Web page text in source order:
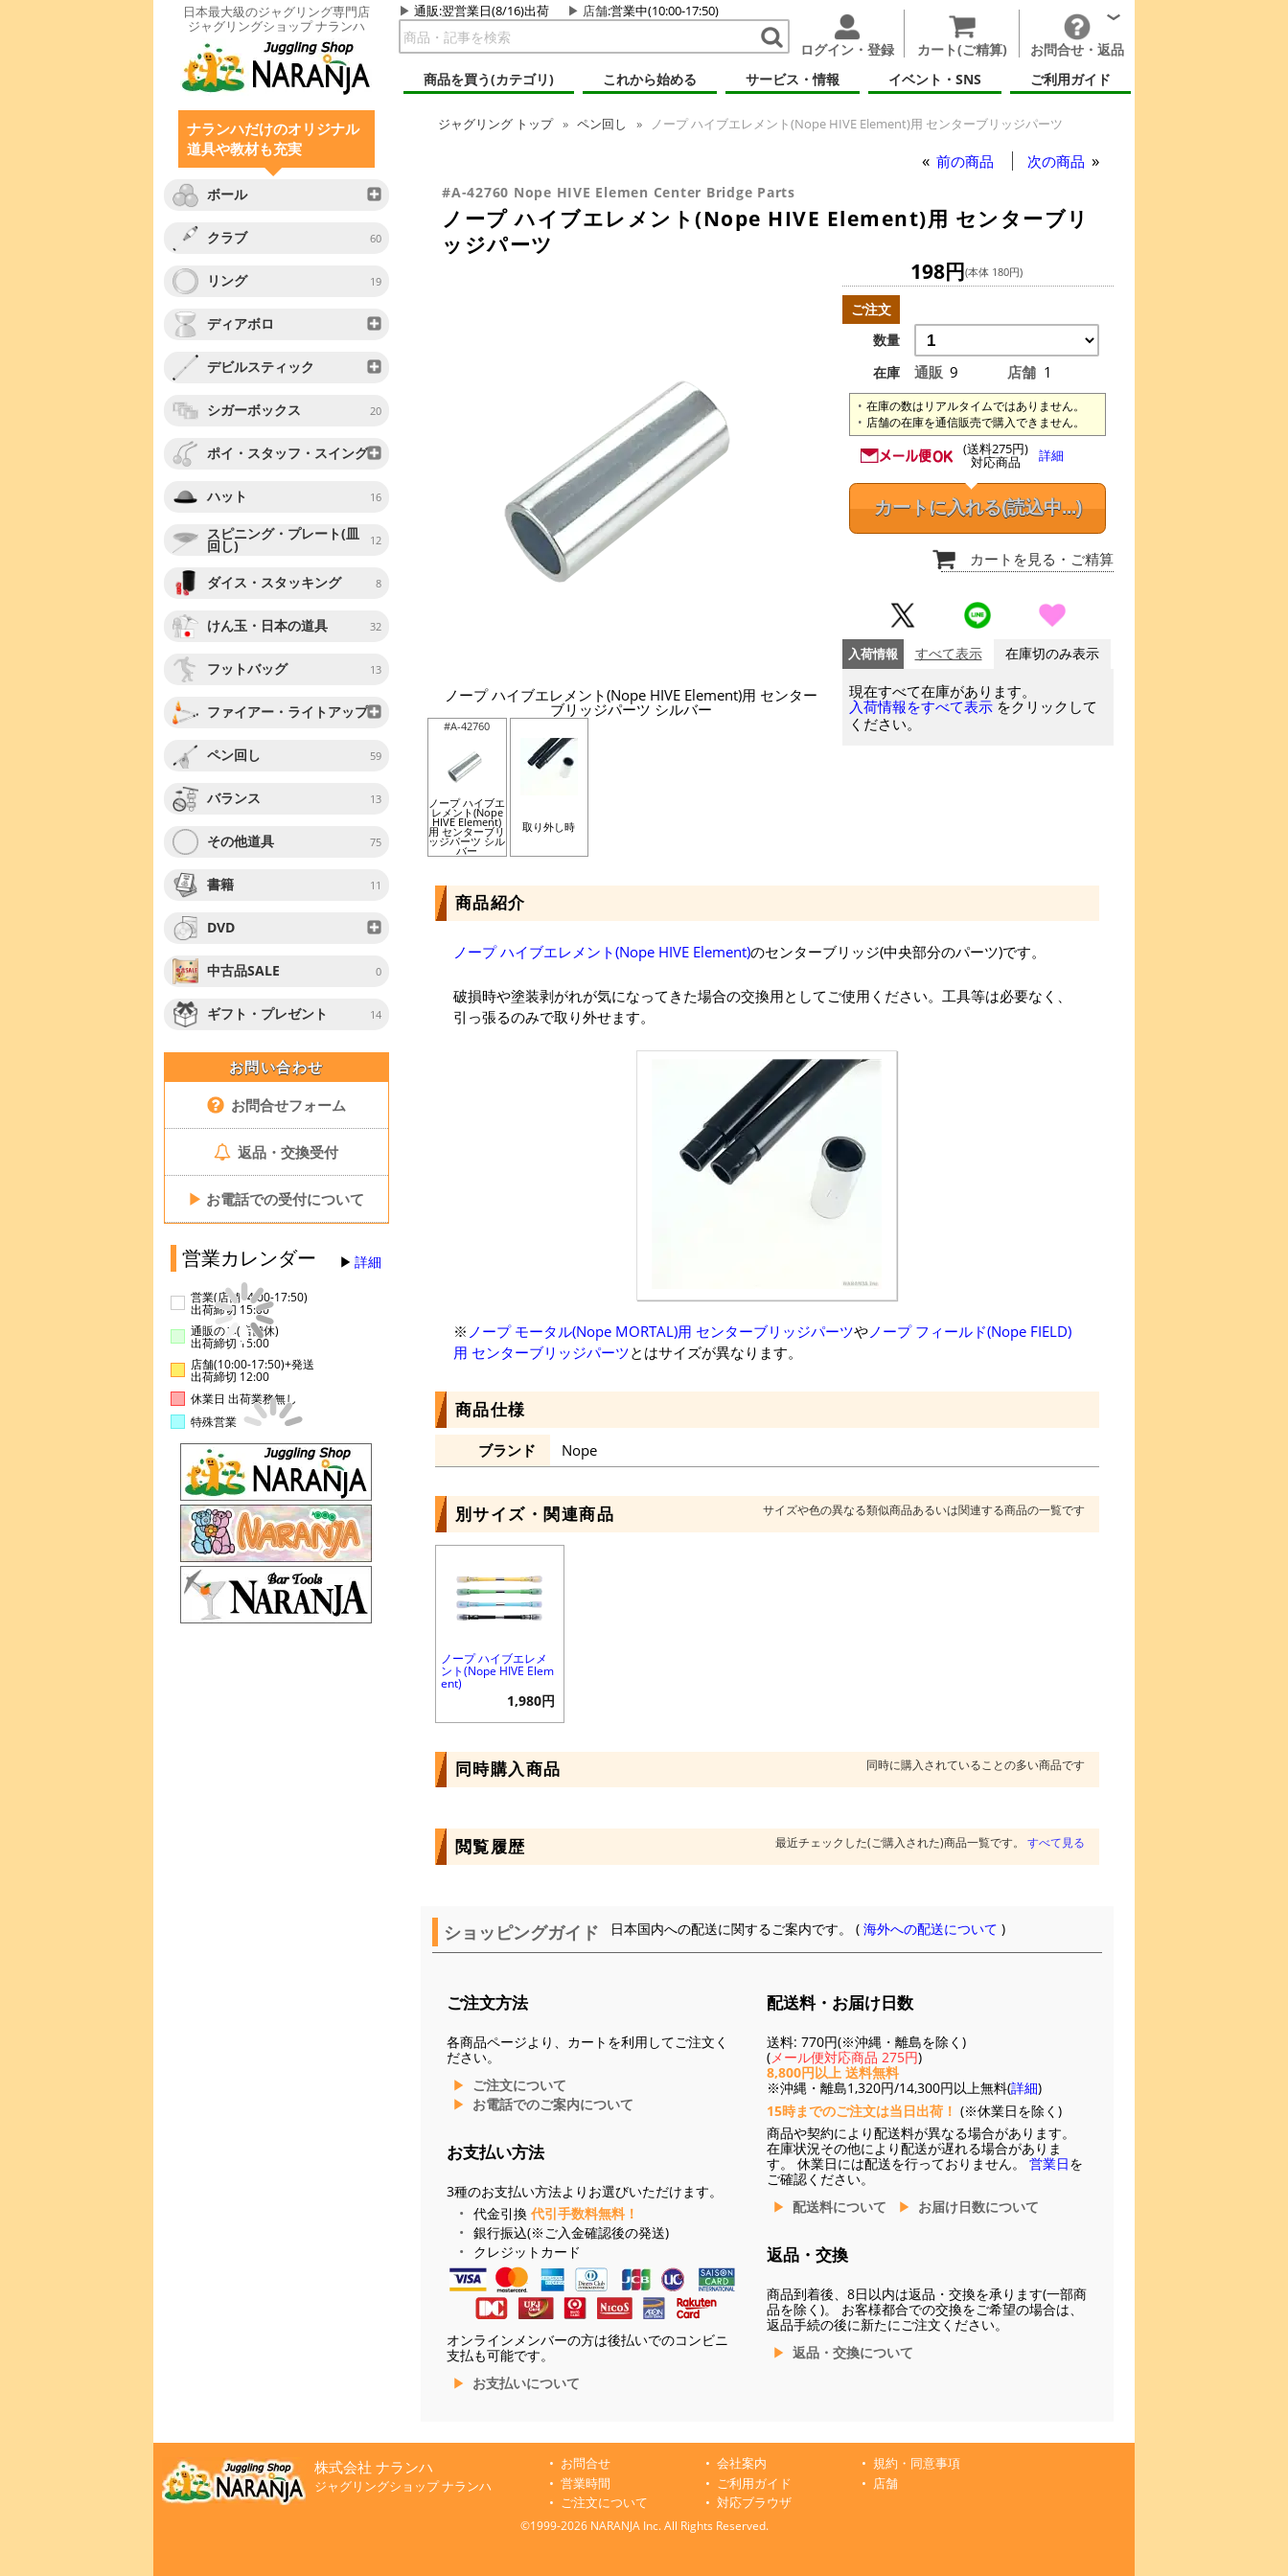
日本最大級のジャグリング専門店
ジャグリングショップ ナランハ
通販:翌営業日(8/16)出荷 店舗:営業中(10:00-17:50)
ログイン・登録 カート(ご精算)
お問合せ・返品
商品を買う(カテゴリ)
これから始める サービス・情報 イベント・SNS ご利用ガイド
ナランハだけのオリジナル
道具や教材も充実
ボール
クラブ 60
リング 19
ディアボロ
デビルスティック
シガーボックス 20
ポイ・スタッフ・スイング
ハット 16
スピニング・プレート(皿
回し) 12
ダイス・スタッキング 8
けん玉・日本の道具 32
フットバッグ 13
ファイアー・ライトアップ
ペン回し 59
バランス 13
その他道具 75
書籍 11
DVD
中古品SALE 0
ギフト・プレゼント 14
お問い合わせ
お問合せフォーム
返品・交換受付
▶ お電話での受付について
営業カレンダー 詳細
営業(店舗14:00-17:50)
出荷締切 15:00
通販のみ(店舗休)
出荷締切 15:00
店舗(10:00-17:50)+発送
出荷締切 12:00
休業日 出荷業務無し
特殊営業
ジャグリング トップ ペン回し ノープ ハイブエレメント(Nope HIVE Element)用 センターブリッジパーツ
前の商品 次の商品
#A-42760 Nope HIVE Elemen Center Bridge Parts
ノープ ハイブエレメント(Nope HIVE Element)用 センターブリ
ッジパーツ
ノープ ハイブエレメント(Nope HIVE Element)用 センター
ブリッジパーツ シルバー
#A-42760
ノープ ハイブエ
レメント(Nope
HIVE Element)
用 センターブリ
ッジパーツ シル
バー
取り外し時
198円(本体 180円)
ご注文
数量
在庫
通販 9 店舗 1
在庫の数はリアルタイムではありません。
店舗の在庫を通信販売で購入できません。
(送料275円)
対応商品 詳細
カートに入れる(読込中...)
カートを見る ・ご精算
入荷情報 すべて表示 在庫切のみ表示
現在すべて在庫があります。
入荷情報をすべて表示 をクリックして
ください。
商品紹介
ノープ ハイブエレメント(Nope HIVE Element)のセンターブリッジ(中央部分のパーツ)です。
破損時や塗装剥がれが気になってきた場合の交換用としてご使用ください。工具等は必要なく、
引っ張るのみで取り外せます。
※ ノープ モータル(Nope MORTAL)用 センターブリッジパーツやノープ フィールド(Nope FIELD)
用 センターブリッジパーツとはサイズが異なります。
商品仕様
ブランド Nope
別サイズ・関連商品 サイズや色の異なる類似商品あるいは関連する商品の一覧です
ノープ ハイブエレメ
ント(Nope HIVE Elem
ent)
1,980円
同時購入商品 同時に購入されていることの多い商品です
閲覧履歴 最近チェックした(ご購入された)商品一覧です。 すべて見る
ショッピングガイド 日本国内への配送に関するご案内です。 (海外への配送について )
ご注文方法
各商品ページより、カートを利用してご注文く
ださい。
ご注文について
お電話でのご案内について
お支払い方法
3種のお支払い方法よりお選びいただけます。
代金引換 代引手数料無料！
銀行振込(※ご入金確認後の発送)
クレジットカード
オンラインメンバーの方は後払いでのコンビニ
支払も可能です。
お支払いについて
配送料・お届け日数
送料: 770円(※沖縄・離島を除く)
(メール便対応商品 275円)
8,800円以上 送料無料
※沖縄・離島1,320円/14,300円以上無料(詳細)
15時までのご注文は当日出荷！ (※休業日を除く)
商品や契約により配送料が異なる場合があります。
在庫状況その他により配送が遅れる場合がありま
す。 休業日には配送を行っておりません。 営業日を
ご確認ください。
配送料について
お届け日数について
返品・交換
商品到着後、8日以内は返品・交換を承ります(一部商
品を除く)。 お客様都合での交換をご希望の場合は、
返品手続の後に新たにご注文ください。
返品・交換について
株式会社 ナランハ
ジャグリングショップ ナランハ
お問合せ 会社案内
規約・同意事項
営業時間
ご利用ガイド
店舗
ご注文について
対応ブラウザ
©1999-2026 NARANJA Inc. All Rights Reserved.